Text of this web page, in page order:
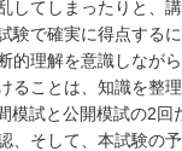
してしまったりと、
験で確実に得点する
的理解を意識しなが
ることは、知識を整
模試と公開模試の2
、そして、本試験の